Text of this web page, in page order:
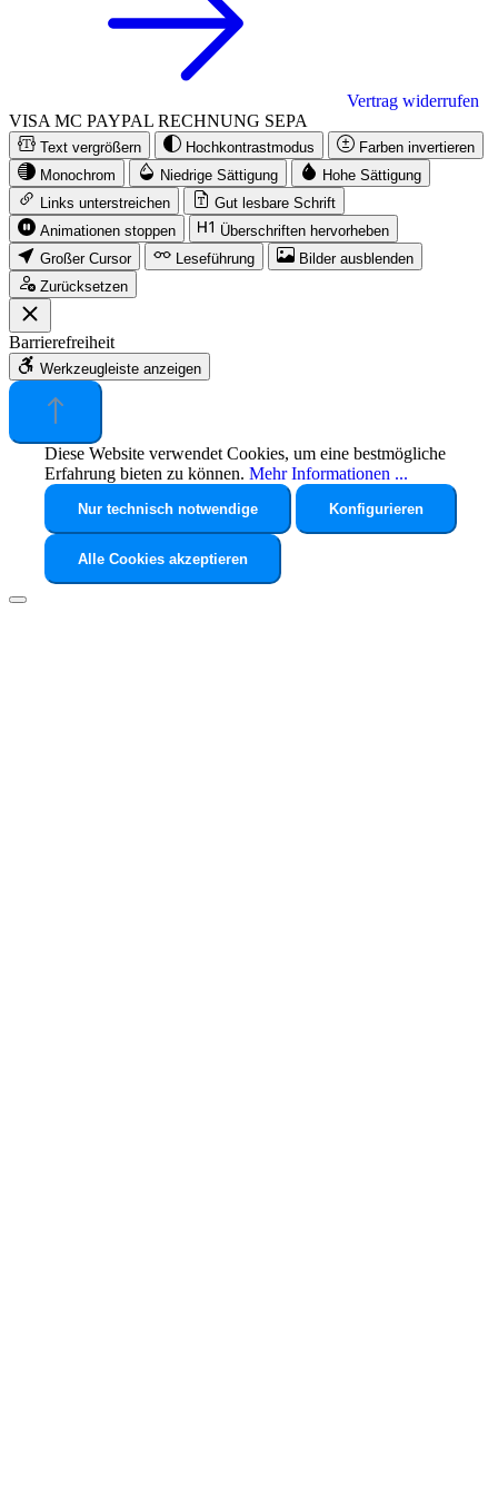
Vertrag widerrufen
VISA MC PAYPAL RECHNUNG SEPA
Text vergrößern Hochkontrastmodus
Farben invertieren
Monochrom
Niedrige Sättigung
Hohe Sättigung
Links unterstreichen
Gut lesbare Schrift
Animationen stoppen
Überschriften hervorheben
Großer Cursor
Leseführung
Bilder ausblenden
Zurücksetzen
Barrierefreiheit
Werkzeugleiste anzeigen
Diese Website verwendet Cookies, um eine bestmögliche
Erfahrung bieten zu können. Mehr Informationen ...
Nur technisch notwendige Konfigurieren
Alle Cookies akzeptieren